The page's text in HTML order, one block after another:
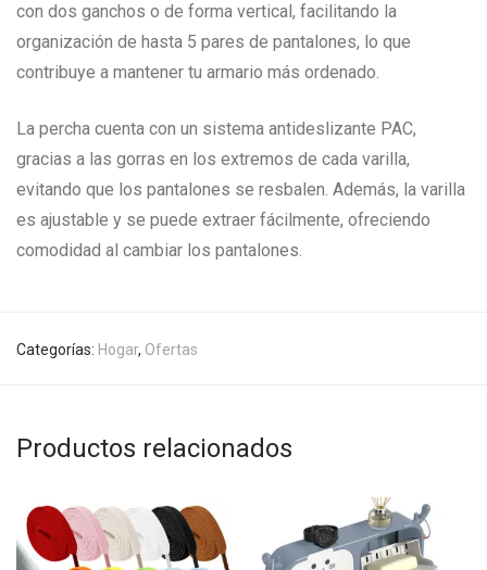
con dos ganchos o de forma vertical, facilitando la
organización de hasta 5 pares de pantalones, lo que
contribuye a mantener tu armario más ordenado.
La percha cuenta con un sistema antideslizante PAC,
gracias a las gorras en los extremos de cada varilla,
evitando que los pantalones se resbalen. Además, la varilla
es ajustable y se puede extraer fácilmente, ofreciendo
comodidad al cambiar los pantalones.
Categorías: Hogar, Ofertas
Productos relacionados